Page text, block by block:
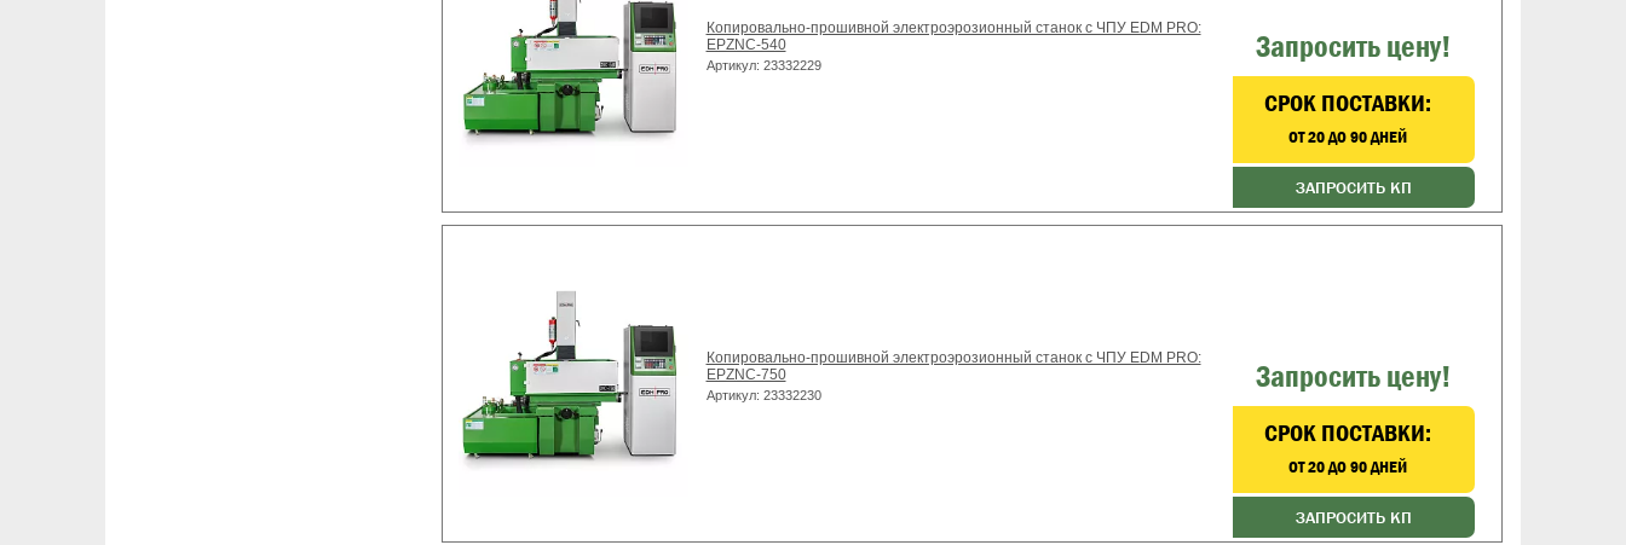
Копировально-прошивной электроэрозионный станок с ЧПУ EDM PRO:
EPZNC-540
Артикул: 23332229
Запросить цену!
CРОК ПОСТАВКИ:
ОТ 20 ДО 90 ДНЕЙ
ЗАПРОСИТЬ КП
Копировально-прошивной электроэрозионный станок с ЧПУ EDM PRO:
EPZNC-750
Артикул: 23332230
Запросить цену!
CРОК ПОСТАВКИ:
ОТ 20 ДО 90 ДНЕЙ
ЗАПРОСИТЬ КП